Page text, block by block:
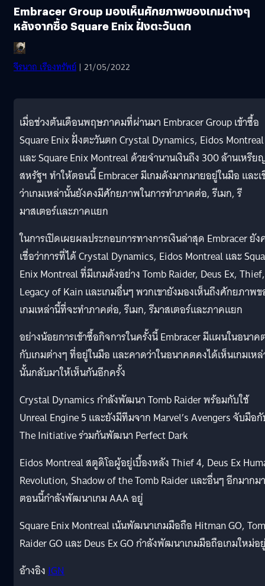
Embracer Group มองเห็นศักยภาพของเกมต่างๆ
หลังจากซื้อ Square Enix ฝั่งตะวันตก
จีรนาถ เรืองทรัพย์ | 21/05/2022
เมื่อช่วงต้นเดือนพฤษภาคมที่ผ่านมา Embracer Group เข้าซื้อ
Square Enix ฝั่งตะวันตก Crystal Dynamics, Eidos Montreal
และ Square Enix Montreal ด้วยจำนานเงินถึง 300 ล้านเหรีย
สหรัฐฯ ทำให้ตอนนี้ Embracer มีเกมดังมากมายอยู่ในมือ และ
ว่าเกมเหล่านั้นยังคงมีศักยภาพในการทำภาคต่อ, รีเมก, รี
มาสเตอร์และภาคแยก
ในการเปิดเผยผลประกอบการทางการเงินล่าสุด Embracer ยัง
เชื่อว่าการที่ได้ Crystal Dynamics, Eidos Montreal และ
Enix Montreal ที่มีเกมดังอย่าง Tomb Raider, Deus Ex, Thief,
Legacy of Kain และเกมอื่นๆ พวกเขายังมองเห็นถึงศักยภาพ
เกมเหล่านี้ที่จะทำภาคต่อ, รีเมก, รีมาสเตอร์และภาคแยก
อย่างน้อยการเข้าซื้อกิจการในครั้งนี้ Embracer มีแผนในอนาค
กับเกมต่างๆ ที่อยู่ในมือ และคาดว่าในอนาคตคงได้เห็นเกมเห
นั้นกลับมาให้เห็นกันอีกครั้ง
Crystal Dynamics กำลังพัฒนา Tomb Raider พร้อมกับใช้
Unreal Engine 5 และยังมีทีมจาก Marvel’s Avengers จับมือ
The Initiative ร่วมกันพัฒนา Perfect Dark
Eidos Montreal สตูดิโอผู้อยู่เบื้องหลัง Thief 4, Deus Ex
Revolution, Shadow of the Tomb Raider และอื่นๆ อีกมากม
ตอนนี้กำลังพัฒนาเกม AAA อยู่
Square Enix Montreal เน้นพัฒนาเกมมือถือ Hitman GO,
Raider GO และ Deus Ex GO กำลังพัฒนาเกมมือถือเกมใหม่อ
อ้างอิงIGN